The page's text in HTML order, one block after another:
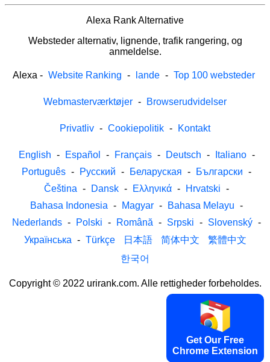
Alexa Rank Alternative
Websteder alternativ, lignende, trafik rangering, og
anmeldelse.
Alexa - Website Ranking - lande - Top 100 websteder
Webmasterværktøjer - Browserudvidelser
Privatliv - Cookiepolitik - Kontakt
English - Español - Français - Deutsch - Italiano -
Português - Русский - Беларуская - Български -
Čeština - Dansk - Ελληνικά - Hrvatski -
Bahasa Indonesia - Magyar - Bahasa Melayu -
Nederlands - Polski - Română - Srpski - Slovenský -
Українська - Türkçe 日本語 简体中文
繁體中文
한국어
Copyright © 2022 urirank.com. Alle rettigheder forbeholdes.
Get Our Free
Chrome Extension